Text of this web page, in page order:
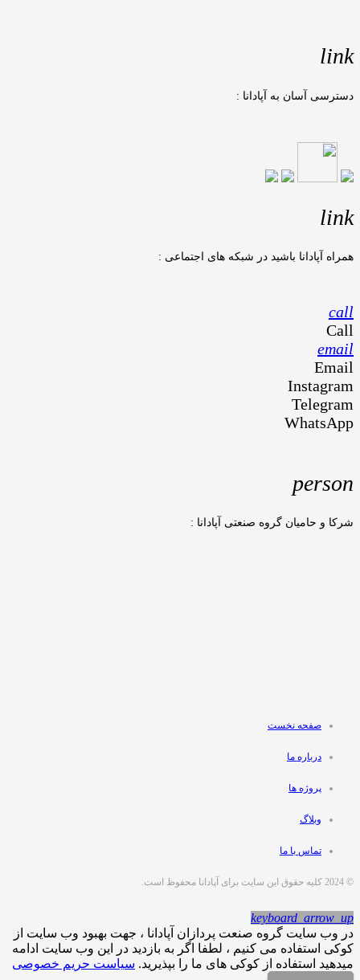
link
دسترسی آسان به آپادانا :
link
همراه آپادانا باشید در شبکه های اجتماعی :
call
Call
email
Email
Instagram
Telegram
WhatsApp
person
شرکا و حامیان گروه صنعتی آپادانا :
صفحه نخست
درباره ما
پروژه ها
وبلاگ
تماس با ما
© 2024 کلیه حقوق این سایت برای آپادانا محفوظ است.
keyboard_arrow_up
در وب سایت گروه صنعت پردازان آپادانا ، جهت بهبود وب سایت از
کوکی استفاده می کنیم ، لطفا اگر به بازدید در این وب سایت ادامه
میدهید استفاده از کوکی های ما را بپذیرید. سیاست حریم خصوصی